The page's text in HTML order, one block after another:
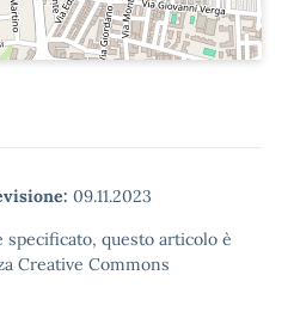
09.11.2023
questo articolo è
Creative Commons